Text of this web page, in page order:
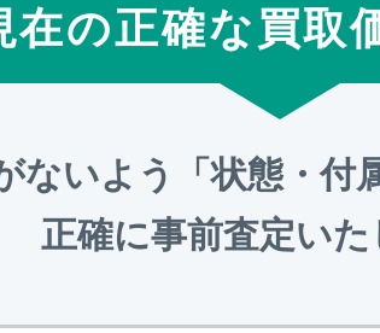
在の正確な買取
ないよう「状態・付
正確に事前査定いた